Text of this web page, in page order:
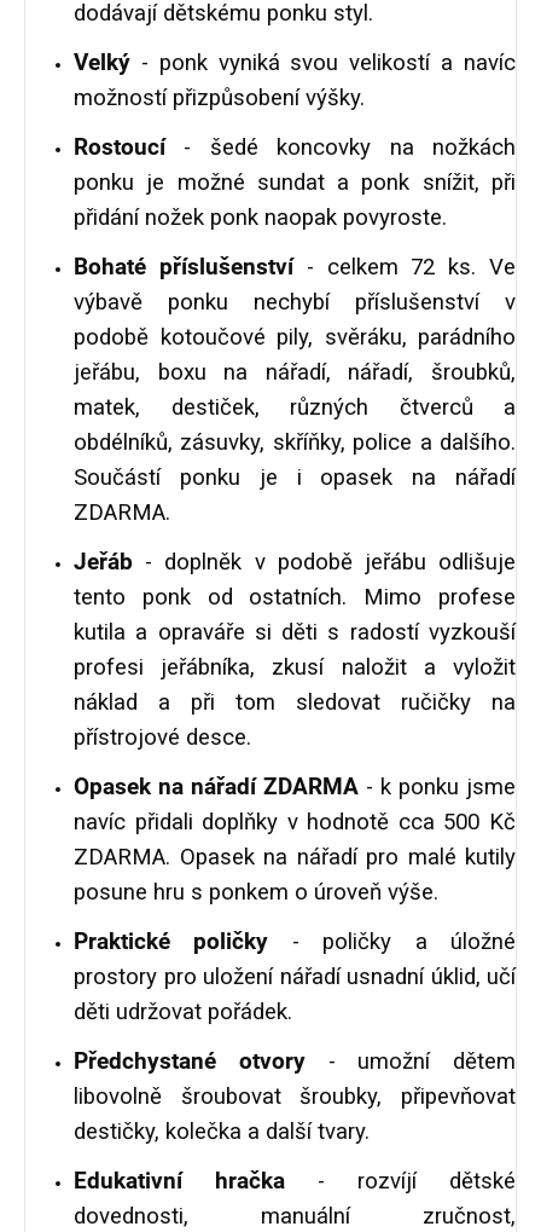
dodávají dětskému ponku styl.
Velký - ponk vyniká svou velikostí a navíc
možností přizpůsobení výšky.
Rostoucí- šedé koncovky na nožkách
ponku je možné sundat a ponk snížit, při
přidání nožek ponk naopak povyroste.
Bohaté příslušenství- celkem 72 ks. Ve
výbavě ponku nechybí příslušenství v
podobě kotoučové pily, svěráku, parádního
jeřábu, boxu na nářadí, nářadí, šroubků,
matek, destiček, různých čtverců a
obdélníků, zásuvky, skříňky, police a dalšího.
Součástí ponku je i opasek na nářadí
ZDARMA.
Jeřáb - doplněk v podobě jeřábu odlišuje
tento ponk od ostatních. Mimo profese
kutila a opraváře si děti s radostí vyzkouší
profesi jeřábníka, zkusí naložit a vyložit
náklad a při tom sledovat ručičky na
přístrojové desce.
Opasek na nářadí ZDARMA - k ponku jsme
navíc přidali doplňky v hodnotě cca 500 Kč
ZDARMA. Opasek na nářadí pro malé kutily
posune hru s ponkem o úroveň výše.
Praktické poličky - poličky a úložné
prostory pro uložení nářadí usnadní úklid, učí
děti udržovat pořádek.
Předchystané otvory - umožní dětem
libovolně šroubovat šroubky, připevňovat
destičky, kolečka a další tvary.
Edukativní hračka -
rozvíjí dětské
dovednosti, manuální zručnost,